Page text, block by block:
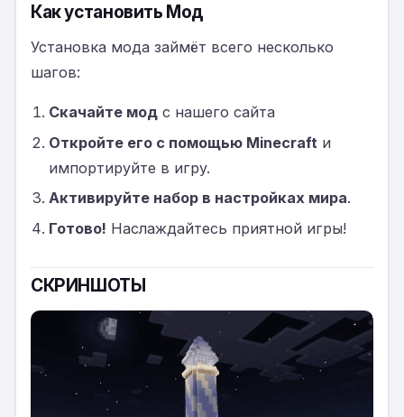
Как установить Мод
Установка мода займёт всего несколько
шагов:
Скачайте модс нашего сайта
Откройте его с помощью Minecraft и
импортируйте в игру.
Активируйте набор в настройках мира.
Готово! Наслаждайтесь приятной игры!
СКРИНШОТЫ